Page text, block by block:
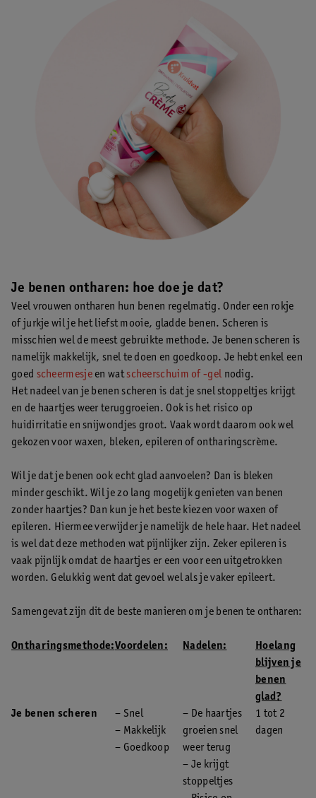
Je benen ontharen: hoe doe je dat?
Veel vrouwen ontharen hun benen regelmatig. Onder een rokje
of jurkje wil je het liefst mooie, gladde benen. Scheren is
misschien wel de meest gebruikte methode. Je benen scheren is
namelijk makkelijk, snel te doen en goedkoop. Je hebt enkel een
goed scheermesjeen watscheerschuim of -gel nodig.
Het nadeel van je benen scheren is dat je snel stoppeltjes krijgt
en de haartjes weer teruggroeien. Ook is het risico op
huidirritatie en snijwondjes groot. Vaak wordt daarom ook wel
gekozen voor waxen, bleken, epileren of ontharingscrème.
Wil je dat je benen ook echt glad aanvoelen? Dan is bleken
minder geschikt. Wil je zo lang mogelijk genieten van benen
zonder haartjes? Dan kun je het beste kiezen voor waxen of
epileren. Hiermee verwijder je namelijk de hele haar. Het nadeel
is wel dat deze methoden wat pijnlijker zijn. Zeker epileren is
vaak pijnlijk omdat de haartjes er een voor een uitgetrokken
worden. Gelukkig went dat gevoel wel als je vaker epileert.
Samengevat zijn dit de beste manieren om je benen te ontharen:
Ontharingsmethode:Voordelen: Nadelen:
Hoelang
blijven je
benen
glad?
Je benen scheren
– Snel
– Makkelijk
– Goedkoop
– De haartjes
groeien snel
weer terug
– Je krijgt
stoppeltjes
1 tot 2
dagen